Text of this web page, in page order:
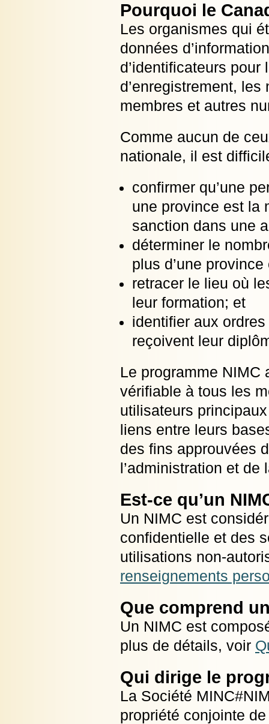
Pourquoi le
Les organismes qui
données
d’identificateurs
d’enregistrement,
membres et autres
Comme aucun de
nationale, il est
confirmer qu’une
une province est la
sanction dans une
déterminer le
plus d’une province
retracer le lieu où
leur formation; et
identifier aux
reçoivent leur
Le programme NIMC
vérifiable à tous les
utilisateurs
liens entre leurs
des fins approuvées
l’administration et de
Est-ce qu’un
Un NIMC est
confidentielle et des
utilisations non-
renseignements
Que comprend
Un NIMC est
plus de détails, voir
Qui dirige le
La Société
propriété conjointe